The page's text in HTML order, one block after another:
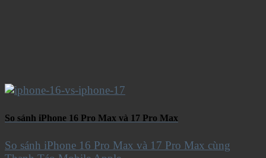
So sánh iPhone 16 Pro Max và 17 Pro Max
So sánh iPhone 16 Pro Max và 17 Pro Max cùng